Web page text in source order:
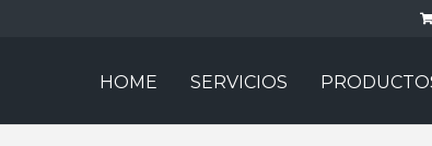
HOME SERVICIOS